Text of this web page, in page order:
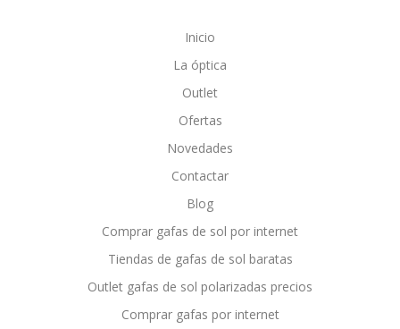
Inicio
La óptica
Outlet
Ofertas
Novedades
Contactar
Blog
Comprar gafas de sol por internet
Tiendas de gafas de sol baratas
Outlet gafas de sol polarizadas precios
Comprar gafas por internet